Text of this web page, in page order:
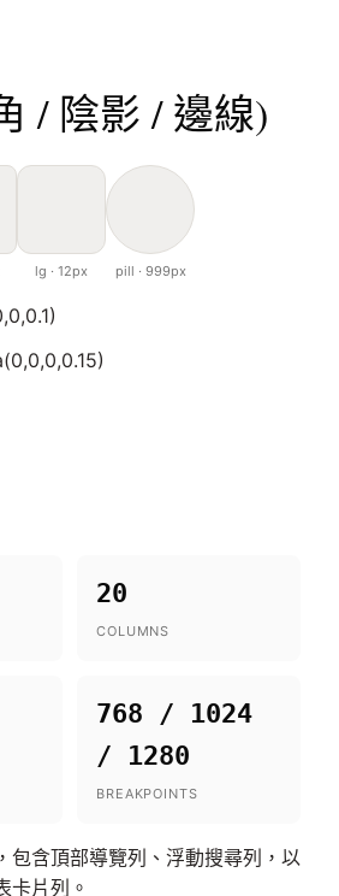
/ 陰影 / 邊線)
lg · 12px pill · 999px
20
COLUMNS
768 / 1024
/ 1280
BREAKPOINTS
包含頂部導覽列、浮動搜尋列，以
卡片列。